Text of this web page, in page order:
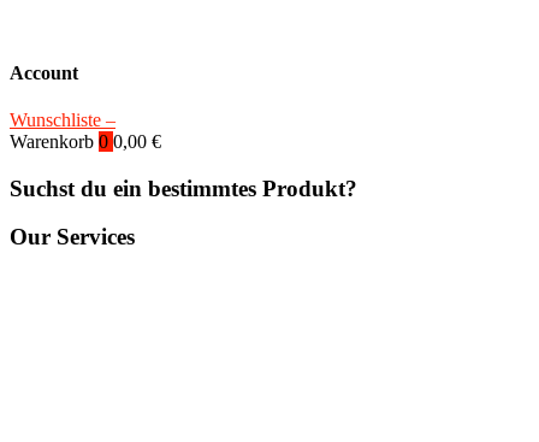
Account
Wunschliste –
Warenkorb 0 0,00 €
Suchst du ein bestimmtes Produkt?
Our Services